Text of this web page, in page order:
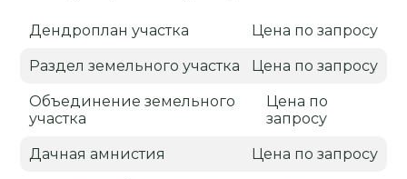
Дендроплан участка Цена по запросу
Раздел земельного участка Цена по запросу
Объединение земельного
участка
Цена по
запросу
Дачная амнистия Цена по запросу